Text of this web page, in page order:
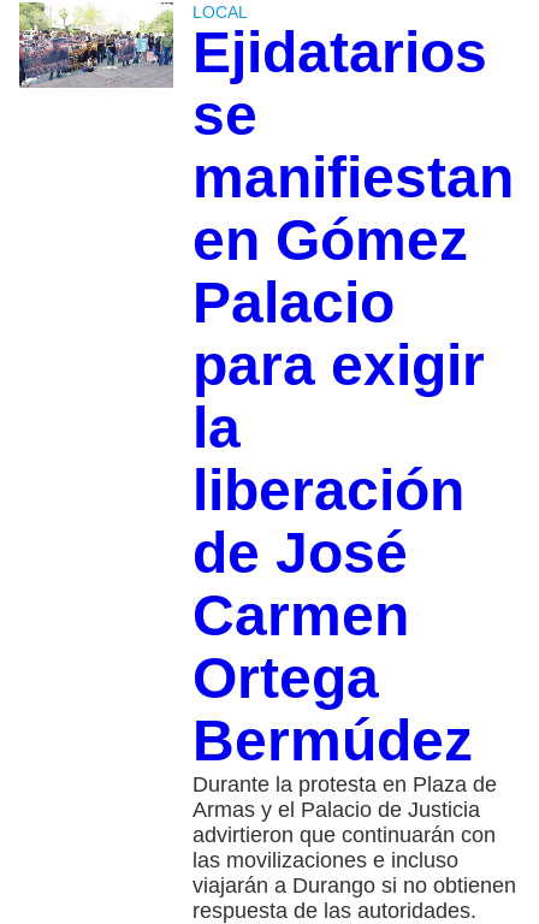
LOCAL
Ejidatarios
se
manifiestan
en Gómez
Palacio
para exigir
la
liberación
de José
Carmen
Ortega
Bermúdez
Durante la protesta en Plaza de
Armas y el Palacio de Justicia
advirtieron que continuarán con
las movilizaciones e incluso
viajarán a Durango si no obtienen
respuesta de las autoridades.